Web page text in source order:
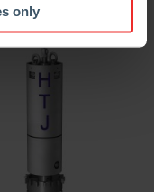
only